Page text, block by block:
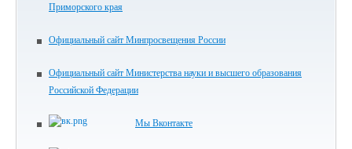
Приморского края
Официальный сайт Минпросвещения России
Официальный сайт Министерства науки и высшего образования
Российской Федерации
Мы Вконтакте